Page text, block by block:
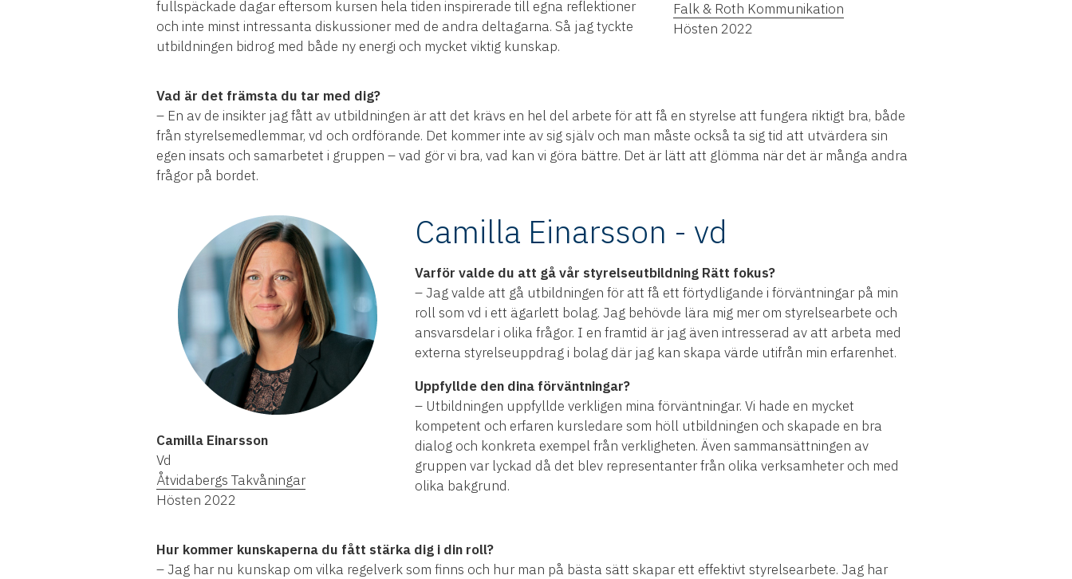
fullspäckade dagar eftersom kursen hela tiden inspirerade till egna reflektioner
och inte minst intressanta diskussioner med de andra deltagarna. Så jag tyckte
utbildningen bidrog med både ny energi och mycket viktig kunskap.
Falk & Roth Kommunikation
Hösten 2022
Vad är det främsta du tar med dig?
– En av de insikter jag fått av utbildningen är att det krävs en hel del arbete för att få en styrelse att fungera riktigt bra, både
från styrelsemedlemmar, vd och ordförande. Det kommer inte av sig själv och man måste också ta sig tid att utvärdera sin
egen insats och samarbetet i gruppen – vad gör vi bra, vad kan vi göra bättre. Det är lätt att glömma när det är många andra
frågor på bordet.
Camilla Einarsson
Vd
Åtvidabergs Takvåningar
Hösten 2022
Camilla Einarsson - vd
Varför valde du att gå vår styrelseutbildning Rätt fokus?
– Jag valde att gå utbildningen för att få ett förtydligande i förväntningar på min
roll som vd i ett ägarlett bolag. Jag behövde lära mig mer om styrelsearbete och
ansvarsdelar i olika frågor. I en framtid är jag även intresserad av att arbeta med
externa styrelseuppdrag i bolag där jag kan skapa värde utifrån min erfarenhet.
Uppfyllde den dina förväntningar?
– Utbildningen uppfyllde verkligen mina förväntningar. Vi hade en mycket
kompetent och erfaren kursledare som höll utbildningen och skapade en bra
dialog och konkreta exempel från verkligheten. Även sammansättningen av
gruppen var lyckad då det blev representanter från olika verksamheter och med
olika bakgrund.
Hur kommer kunskaperna du fått stärka dig i din roll?
– Jag har nu kunskap om vilka regelverk som finns och hur man på bästa sätt skapar ett effektivt styrelsearbete. Jag har